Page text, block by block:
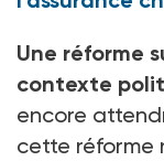
Une réforme
contexte
encore
cette réforme